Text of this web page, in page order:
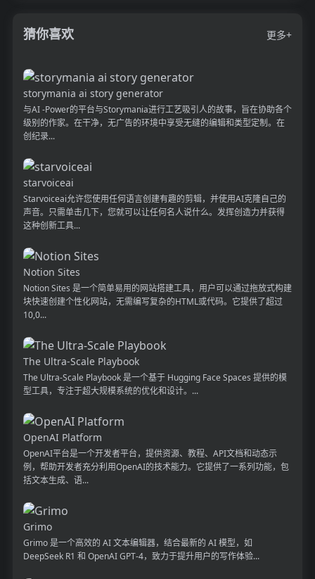
猜你喜欢 更多+
storymania ai story generator
与AI -Power的平台与Storymania进行工艺吸引人的故事，旨在协助各个
级别的作家。在干净，无广告的环境中享受无缝的编辑和类型定制。在
创纪录...
starvoiceai
Starvoiceai允许您使用任何语言创建有趣的剪辑，并使用AI克隆自己的
声音。只需单击几下，您就可以让任何名人说什么。发挥创造力并获得
这种创新工具...
Notion Sites
Notion Sites 是一个简单易用的网站搭建工具，用户可以通过拖放式构建
块快速创建个性化网站，无需编写复杂的HTML或代码。它提供了超过
10,0...
The Ultra-Scale Playbook
The Ultra-Scale Playbook 是一个基于 Hugging Face Spaces 提供的模
型工具，专注于超大规模系统的优化和设计。...
OpenAI Platform
OpenAI平台是一个开发者平台，提供资源、教程、API文档和动态示
例，帮助开发者充分利用OpenAI的技术能力。它提供了一系列功能，包
括文本生成、语...
Grimo
Grimo 是一个高效的 AI 文本编辑器，结合最新的 AI 模型，如
DeepSeek R1 和 OpenAI GPT-4，致力于提升用户的写作体验...